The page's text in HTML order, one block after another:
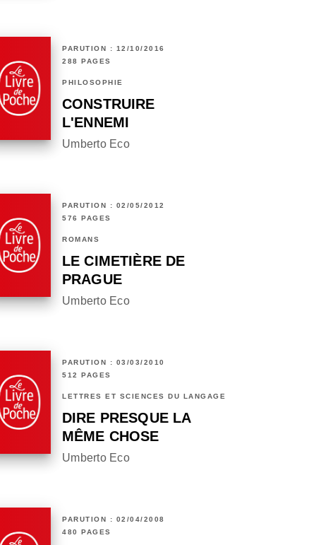
PARUTION : 12/10/2016
288 PAGES
PHILOSOPHIE
CONSTRUIRE
L'ENNEMI
Umberto Eco
PARUTION : 02/05/2012
576 PAGES
ROMANS
LE CIMETIÈRE DE
PRAGUE
Umberto Eco
PARUTION : 03/03/2010
512 PAGES
LETTRES ET SCIENCES DU LANGAGE
DIRE PRESQUE LA
MÊME CHOSE
Umberto Eco
PARUTION : 02/04/2008
480 PAGES